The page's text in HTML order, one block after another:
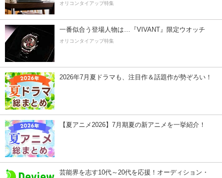
オリコンタイアップ特集
一番似合う登場人物は…『VIVANT』限定ウオッチ
オリコンタイアップ特集
2026年7月夏ドラマも、注目作＆話題作が勢ぞろい！
【夏アニメ2026】7月期夏の新アニメを一挙紹介！
芸能界を志す10代～20代を応援！オーディション・